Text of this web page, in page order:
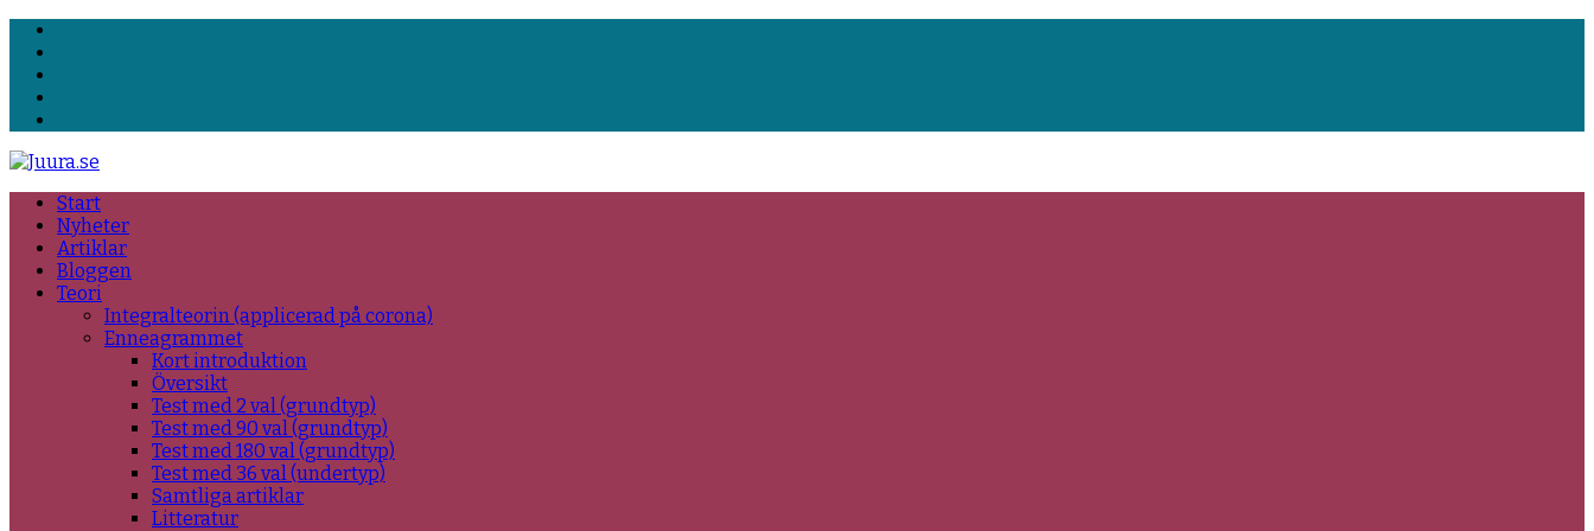
Start
Nyheter
Artiklar
Bloggen
Teori
Integralteorin (applicerad på corona)
Enneagrammet
Kort introduktion
Översikt
Test med 2 val (grundtyp)
Test med 90 val (grundtyp)
Test med 180 val (grundtyp)
Test med 36 val (undertyp)
Samtliga artiklar
Litteratur